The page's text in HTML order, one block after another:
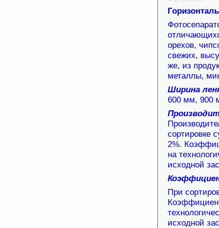
орехов,
свежих,
же, из
металлы,
Ширина
600 мм, 900
сортировке
2%.
на
исходной
При
исходной